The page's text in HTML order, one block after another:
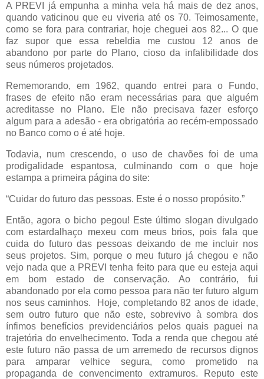
A PREVI já empunha a minha vela há mais de dez anos,
quando vaticinou que eu viveria até os 70. Teimosamente,
como se fora para contrariar, hoje cheguei aos 82... O que
faz supor que essa rebeldia me custou 12 anos de
abandono por parte do Plano, cioso da infalibilidade dos
seus números projetados.
Rememorando, em 1962, quando entrei para o Fundo,
frases de efeito não eram necessárias para que alguém
acreditasse no Plano. Ele não precisava fazer esforço
algum para a adesão - era obrigatória ao recém-empossado
no Banco como o é até hoje.
Todavia, num crescendo, o uso de chavões foi de uma
prodigalidade espantosa, culminando com o que hoje
estampa a primeira página do site:
“Cuidar do futuro das pessoas. Este é o nosso propósito.”
Então, agora o bicho pegou! Este último slogan divulgado
com estardalhaço mexeu com meus brios, pois fala que
cuida do futuro das pessoas deixando de me incluir nos
seus projetos. Sim, porque o meu futuro já chegou e não
vejo nada que a PREVI tenha feito para que eu esteja aqui
em bom estado de conservação. Ao contrário, fui
abandonado por ela como pessoa para não ter futuro algum
nos seus caminhos.
Hoje, completando 82 anos de idade,
sem outro futuro que não este, sobrevivo à sombra dos
ínfimos benefícios previdenciários pelos quais paguei na
trajetória do envelhecimento. Toda a renda que chegou até
este futuro não passa de um arremedo de recursos dignos
para amparar velhice segura, como prometido na
propaganda de convencimento extramuros. Reputo este